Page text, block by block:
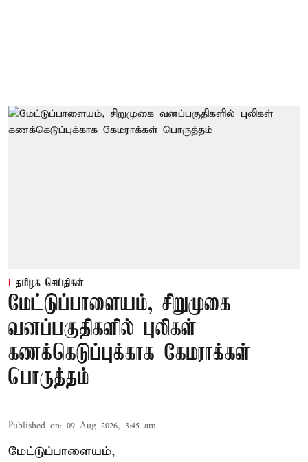
தமிழக செய்திகள்
மேட்டுப்பாளையம், சிறுமுகை
வனப்பகுதிகளில் புலிகள்
கணக்கெடுப்புக்காக கேமராக்கள்
பொருத்தம்
Published on: 09 Aug 2026, 3:45 am
மேட்டுப்பாளையம்,